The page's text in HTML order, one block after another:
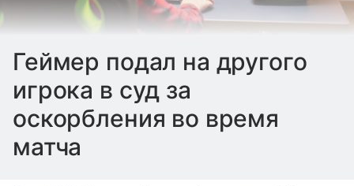
Геймер подал на другого
игрока в суд за
оскорбления во время
матча